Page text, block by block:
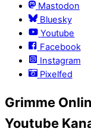
Mastodon
Bluesky
Youtube
Facebook
Instagram
Pixelfed
Grimme
Youtube